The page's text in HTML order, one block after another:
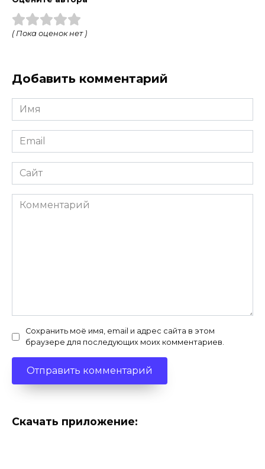
( Пока оценок нет )
Добавить комментарий
Имя
*
Email
*
Сайт
Комментарий
Сохранить моё имя, email и адрес сайта в этом
браузере для последующих моих комментариев.
Скачать приложение: